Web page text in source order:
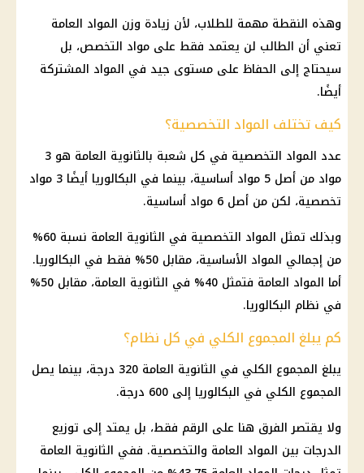
وهذه النقطة مهمة للطلاب، لأن زيادة وزن المواد العامة
تعني أن الطالب لن يعتمد فقط على مواد التخصص، بل
سيحتاج إلى الحفاظ على مستوى جيد في المواد المشتركة
أيضًا.
كيف تختلف المواد التخصصية؟
عدد المواد التخصصية في كل شعبة بالثانوية العامة هو 3
مواد من أصل 5 مواد أساسية، بينما في البكالوريا أيضًا 3 مواد
تخصصية، لكن من أصل 6 مواد أساسية.
وبذلك تمثل المواد التخصصية في الثانوية العامة نسبة 60%
من إجمالي المواد الأساسية، مقابل 50% فقط في البكالوريا.
أما المواد العامة فتمثل 40% في الثانوية العامة، مقابل 50%
في نظام البكالوريا.
كم يبلغ المجموع الكلي في كل نظام؟
يبلغ المجموع الكلي في الثانوية العامة 320 درجة، بينما يصل
المجموع الكلي في البكالوريا إلى 600 درجة.
ولا يقتصر الفرق هنا على الرقم فقط، بل يمتد إلى توزيع
الدرجات بين المواد العامة والتخصصية. ففي الثانوية العامة